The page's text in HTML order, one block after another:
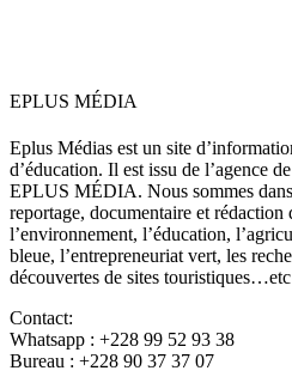
EPLUS MÉDIA
Eplus Médias est un site
d’éducation. Il est issu de l’agence
EPLUS MÉDIA. Nous sommes
reportage, documentaire et rédaction
l’environnement, l’éducation,
bleue, l’entrepreneuriat vert, les
découvertes de sites
Contact:
Whatsapp : +228 99 52 93 38
Bureau : +228 90 37 37 07